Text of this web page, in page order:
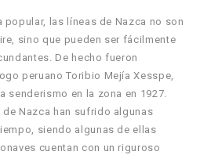
popular, las líneas de Nazca no son
sino que pueden ser fácilmente
De hecho fueron
peruano Toribio Mejía Xesspe,
senderismo en la zona en 1927.
Nazca han sufrido algunas
siendo algunas de ellas
cuentan con un riguroso